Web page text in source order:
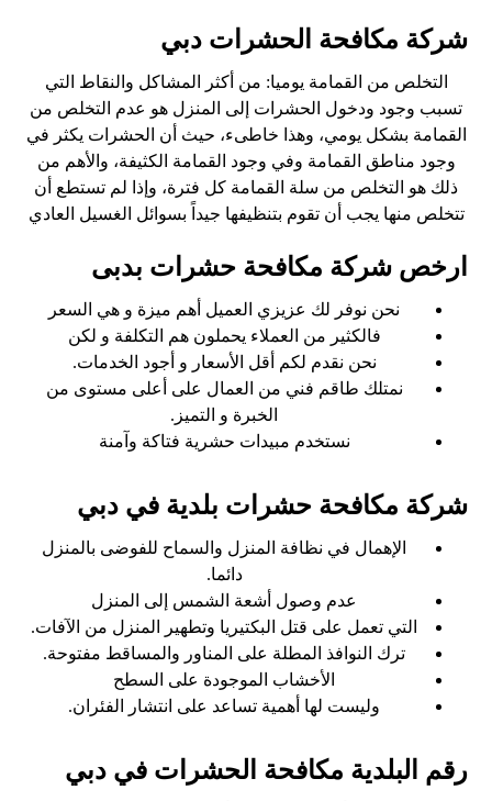
شركة مكافحة الحشرات دبي
التخلص من القمامة يوميا: من أكثر المشاكل والنقاط التي
تسبب وجود ودخول الحشرات إلى المنزل هو عدم التخلص من
القمامة بشكل يومي، وهذا خاطىء، حيث أن الحشرات يكثر في
وجود مناطق القمامة وفي وجود القمامة الكثيفة، والأهم من
ذلك هو التخلص من سلة القمامة كل فترة، وإذا لم تستطع أن
تتخلص منها يجب أن تقوم بتنظيفها جيداً بسوائل الغسيل العادي
ارخص شركة مكافحة حشرات بدبى
نحن نوفر لك عزيزي العميل أهم ميزة و هي السعر
فالكثير من العملاء يحملون هم التكلفة و لكن
نحن نقدم لكم أقل الأسعار و أجود الخدمات.
نمتلك طاقم فني من العمال على أعلى مستوى من
الخبرة و التميز.
نستخدم مبيدات حشرية فتاكة وآمنة
شركة مكافحة حشرات بلدية في دبي
الإهمال في نظافة المنزل والسماح للفوضى بالمنزل
دائما.
عدم وصول أشعة الشمس إلى المنزل
التي تعمل على قتل البكتيريا وتطهير المنزل من الآفات.
ترك النوافذ المطلة على المناور والمساقط مفتوحة.
الأخشاب الموجودة على السطح
وليست لها أهمية تساعد على انتشار الفئران.
رقم البلدية مكافحة الحشرات في دبي